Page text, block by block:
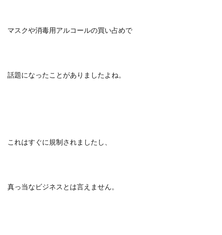
マスクや消毒用アルコールの買い占めで
話題になったことがありましたよね。
これはすぐに規制されましたし、
真っ当なビジネスとは言えません。